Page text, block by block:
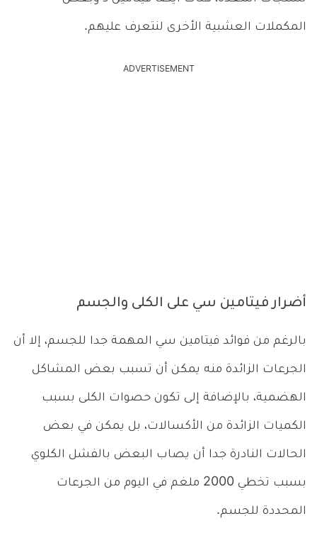
المكملات العشبية الأخرى لنتعرف عليهم.
ADVERTISEMENT
أضرار فيتامين سي على الكلى والجسم
بالرغم من فوائد فيتامين سي المهمة جدا للجسم، إلا أن
الجرعات الزائدة منه يمكن أن تسبب بعض المشاكل
الهضمية، بالإضافة إلى تكون حصوات الكلى بسبب
الكميات الزائدة من الأكسالات، بل يمكن في بعض
الحالات النادرة جدا أن يصاب البعض بالفشل الكلوي
بسبب تخطي 2000 ملغم في اليوم من الجرعات
المحددة للجسم.